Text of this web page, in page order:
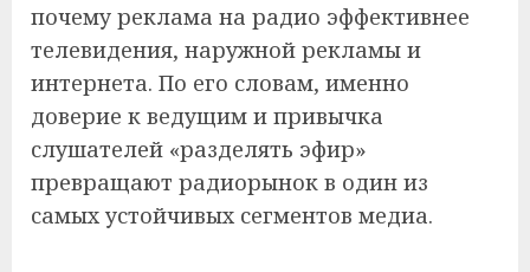
почему реклама на радио эффективнее
телевидения, наружной рекламы и
интернета. По его словам, именно
доверие к ведущим и привычка
слушателей «разделять эфир»
превращают радиорынок в один из
самых устойчивых сегментов медиа.